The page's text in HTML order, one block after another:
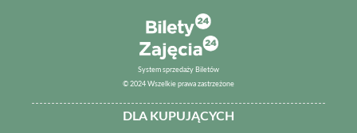
System sprzedaży Biletów
© 2024 Wszelkie prawa zastrzeżone
DLA KUPUJĄCYCH